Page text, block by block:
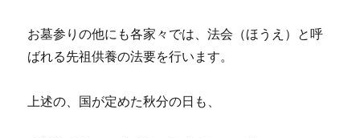
お墓参りの他にも各家々では、法会（ほうえ）と呼
ばれる先祖供養の法要を行います。
上述の、国が定めた秋分の日も、